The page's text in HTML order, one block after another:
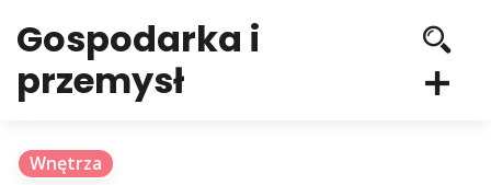
Gospodarka i
przemysł
Wnętrza